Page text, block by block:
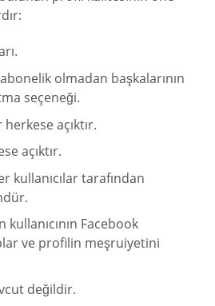
olmadan başkalarının
seçeneği.
açıktır.
açıktır.
kullanıcılar tarafından
Facebook
ve profilin meşruiyetini
değildir.